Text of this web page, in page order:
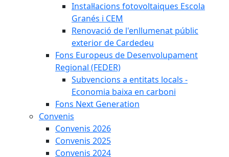
Instal·lacions fotovoltaiques Escola
Granés i CEM
Renovació de l'enllumenat públic
exterior de Cardedeu
Fons Europeus de Desenvolupament
Regional (FEDER)
Subvencions a entitats locals -
Economia baixa en carboni
Fons Next Generation
Convenis
Convenis 2026
Convenis 2025
Convenis 2024